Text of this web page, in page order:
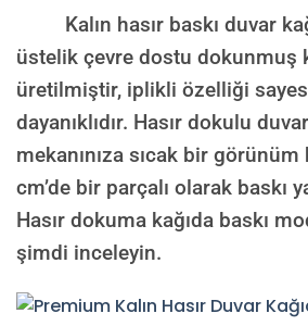
Kalın hasır baskı duvar
üstelik çevre dostu dokunmuş
üretilmiştir, iplikli özelliği
dayanıklıdır. Hasır dokulu
mekanınıza sıcak bir görünüm
cm’de bir parçalı olarak baskı
Hasır dokuma kağıda baskı
şimdi inceleyin.